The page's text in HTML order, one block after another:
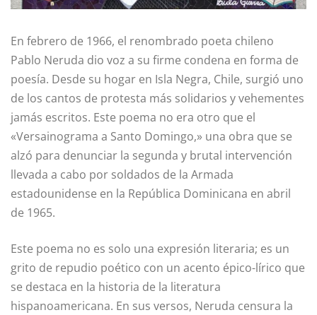
En febrero de 1966, el renombrado poeta chileno
Pablo Neruda dio voz a su firme condena en forma de
poesía. Desde su hogar en Isla Negra, Chile, surgió uno
de los cantos de protesta más solidarios y vehementes
jamás escritos. Este poema no era otro que el
«Versainograma a Santo Domingo,» una obra que se
alzó para denunciar la segunda y brutal intervención
llevada a cabo por soldados de la Armada
estadounidense en la República Dominicana en abril
de 1965.
Este poema no es solo una expresión literaria; es un
grito de repudio poético con un acento épico-lírico que
se destaca en la historia de la literatura
hispanoamericana. En sus versos, Neruda censura la